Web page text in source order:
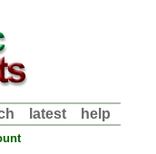
latest help